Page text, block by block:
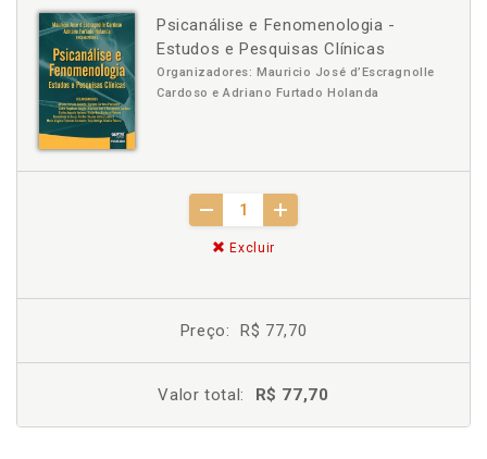
Psicanálise e Fenomenologia -
Estudos e Pesquisas Clínicas
Organizadores: Mauricio José d’Escragnolle
Cardoso e Adriano Furtado Holanda
Excluir
Preço: R$ 77,70
Valor total: R$ 77,70